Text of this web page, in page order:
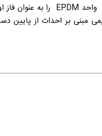
واحد EPDM را به عنوان فاز
مبنی بر احداث از پایین